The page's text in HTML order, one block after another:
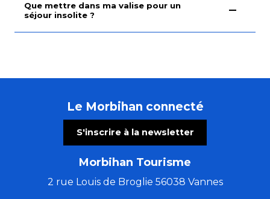
Que mettre dans ma valise pour un
séjour insolite ?
Le Morbihan connecté
S'inscrire à la newsletter
Morbihan Tourisme
2 rue Louis de Broglie 56038 Vannes